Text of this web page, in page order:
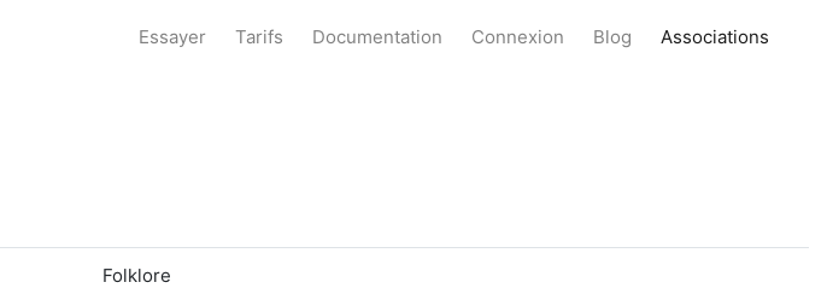
Essayer Tarifs Documentation Connexion Blog Associations
Folklore